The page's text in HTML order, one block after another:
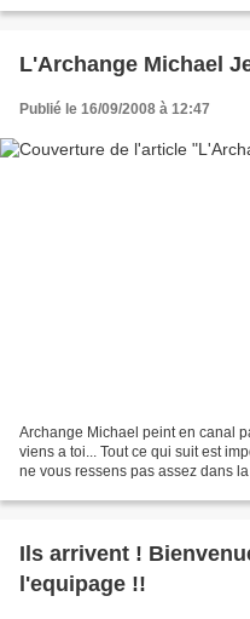
L'Archange Michael
Publié le 16/09/2008 à 12:47
Archange Michael peint en canal
viens a toi... Tout ce qui suit est
ne vous ressens pas assez dans
Ils arrivent !
l'equipage !!